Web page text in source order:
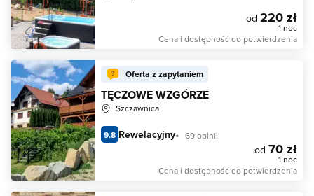
od 220 zł
1 noc
Cena i dostępność do potwierdzenia
Oferta z zapytaniem
TĘCZOWE WZGÓRZE
Szczawnica
9.8 Rewelacyjny 69 opinii
od 70 zł
1 noc
Cena i dostępność do potwierdzenia